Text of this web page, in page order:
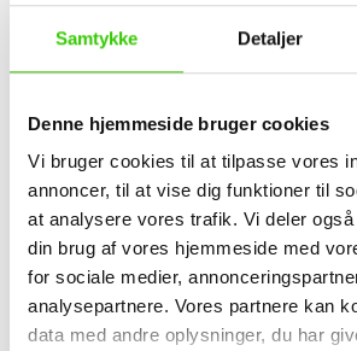
Samtykke Detaljer
Denne hjemmeside bruger cookies
Vi bruger cookies til at tilpasse vores
annoncer, til at vise dig funktioner til
at analysere vores trafik. Vi deler
din brug af vores hjemmeside med
for sociale medier,
analysepartnere. Vores partnere kan
data med andre oplysninger, du har
InSuStucco Agroline
af landbrugsbygninger. Pladerne har en
og deres dimensionsstabile PIR-
kontinuerligt og pålideligt isoleringslag.
Polyisocyanurat (PIR) med genbrugte
færdigbehandlet med en gas- og
aluminiumsbelægning på begge sider for
og holdbarhed.